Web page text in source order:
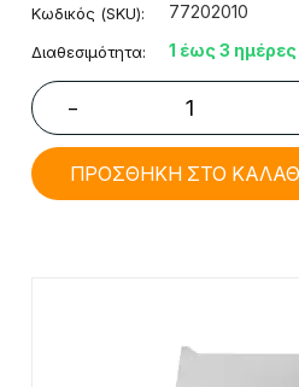
Κωδικός (SKU): 77202010
Διαθεσιμότητα: 1 έως 3 ημέρες
−
ΠΡΟΣΘΗΚΗ ΣΤΟ